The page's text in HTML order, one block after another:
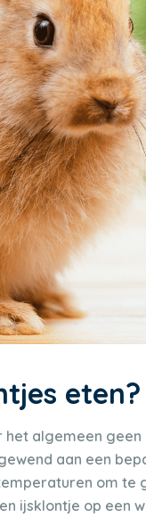
eten?
algemeen
aan een
om te
ijsklontje op een